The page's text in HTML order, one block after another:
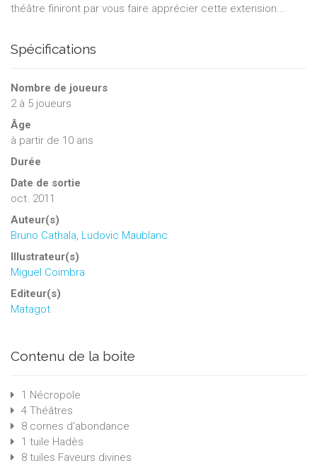
théâtre finiront par vous faire apprécier cette extension...
Spécifications
Nombre de joueurs
2à 5 joueurs
Âge
à partir de 10 ans
Durée
Date de sortie
oct. 2011
Auteur(s)
Bruno Cathala, Ludovic Maublanc
Illustrateur(s)
Miguel Coimbra
Editeur(s)
Matagot
Contenu de la boite
1 Nécropole
4 Théâtres
8 cornes d'abondance
1 tuile Hadès
8 tuiles Faveurs divines